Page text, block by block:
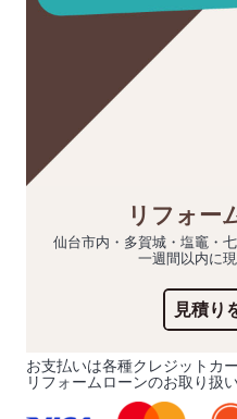
リフォー
仙台市内・多賀城・塩竈・
一週間以内に
見積り
お支払いは各種クレジットカ
リフォームローンのお取り扱